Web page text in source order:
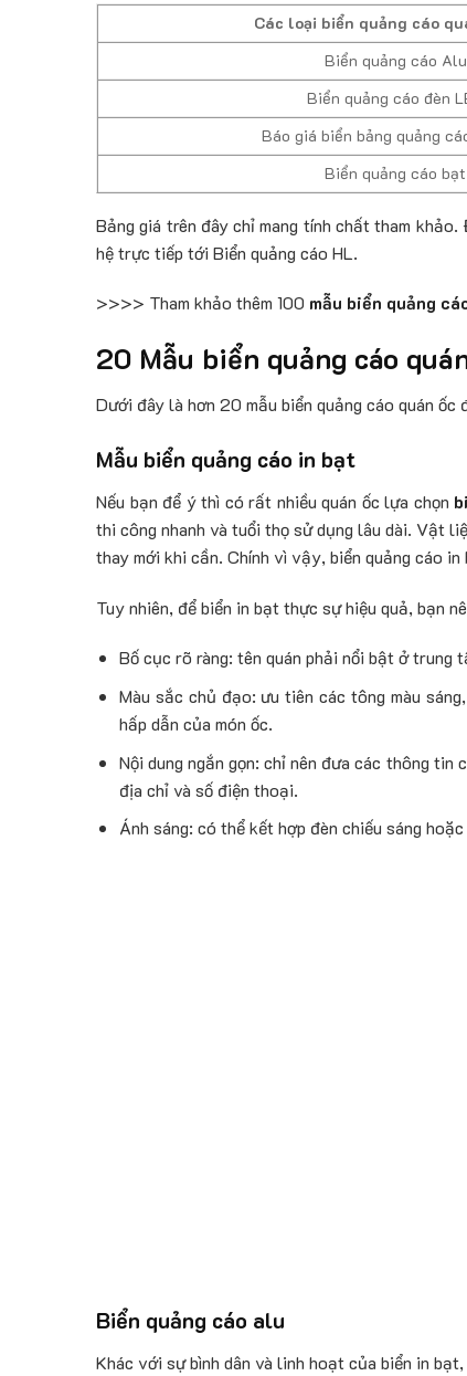
Các loại biển quảng cáo
Biển quảng cáo Alu
Biển quảng cáo đèn
Báo giá biển bảng quảng
Biển quảng cáo bạt
Bảng giá trên đây chỉ mang tính chất tham
hệ trực tiếp tới Biển quảng cáo HL.
>>>> Tham khảo thêm 100 mẫu biển quảng
20 Mẫu biển quảng cáo
Dưới đây là hơn 20 mẫu biển quảng cáo quán ốc
Mẫu biển quảng cáo in bạt
Nếu bạn để ý thì có rất nhiều quán ốc lựa chọn
thi công nhanh và tuổi thọ sử dụng lâu dài. Vật
thay mới khi cần. Chính vì vậy, biển quảng cáo
Tuy nhiên, để biển in bạt thực sự hiệu quả, bạn
Bố cục rõ ràng: tên quán phải nổi bật ở trung
Màu sắc chủ đạo: ưu tiên các tông màu
hấp dẫn của món ốc.
Nội dung ngắn gọn: chỉ nên đưa các thông tin
địa chỉ và số điện thoại.
Ánh sáng: có thể kết hợp đèn chiếu sáng
Biển quảng cáo alu
Khác với sự bình dân và linh hoạt của biển in bạt,